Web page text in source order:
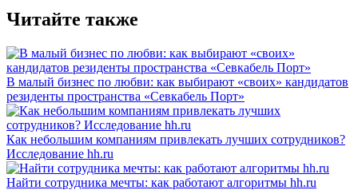
Читайте также
В малый бизнес по любви: как выбирают «своих» кандидатов
резиденты пространства «Севкабель Порт»
Как небольшим компаниям привлекать лучших сотрудников?
Исследование hh.ru
Найти сотрудника мечты: как работают алгоритмы hh.ru